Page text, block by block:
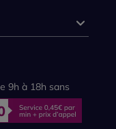
9h à 18h sans